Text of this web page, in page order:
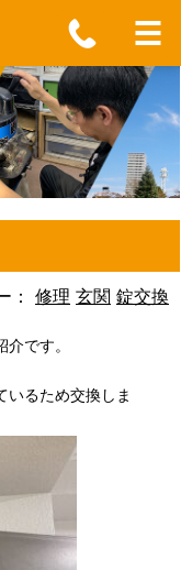
： 修理 玄関 錠交換
です。
いるため交換しま